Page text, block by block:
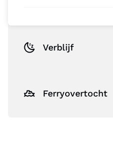
Verblijf
Ferryovertocht